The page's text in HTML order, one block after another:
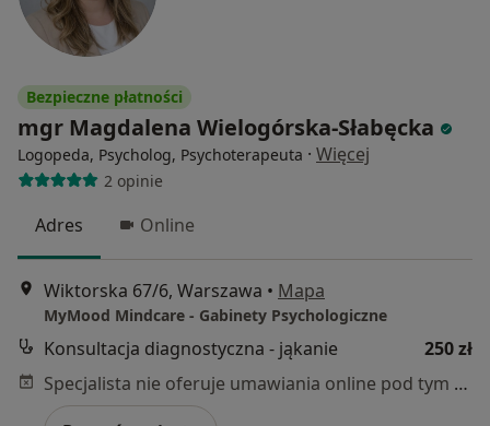
Bezpieczne płatności
mgr Magdalena Wielogórska-Słabęcka
Logopeda, Psycholog, Psychoterapeuta · Więcej
2 opinie
Adres Online
Wiktorska 67/6, Warszawa • Mapa
MyMood Mindcare - Gabinety Psychologiczne
Konsultacja diagnostyczna - jąkanie
250 zł
Specjalista nie oferuje umawiania online pod tym adresem.